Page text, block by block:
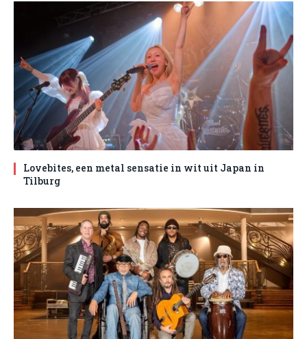
Lovebites, een metal sensatie in wit uit Japan in
Tilburg